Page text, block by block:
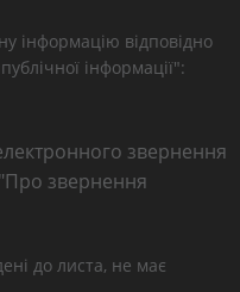
інформацію відповідно
інформації":
звернення
звернення
до листа, не має